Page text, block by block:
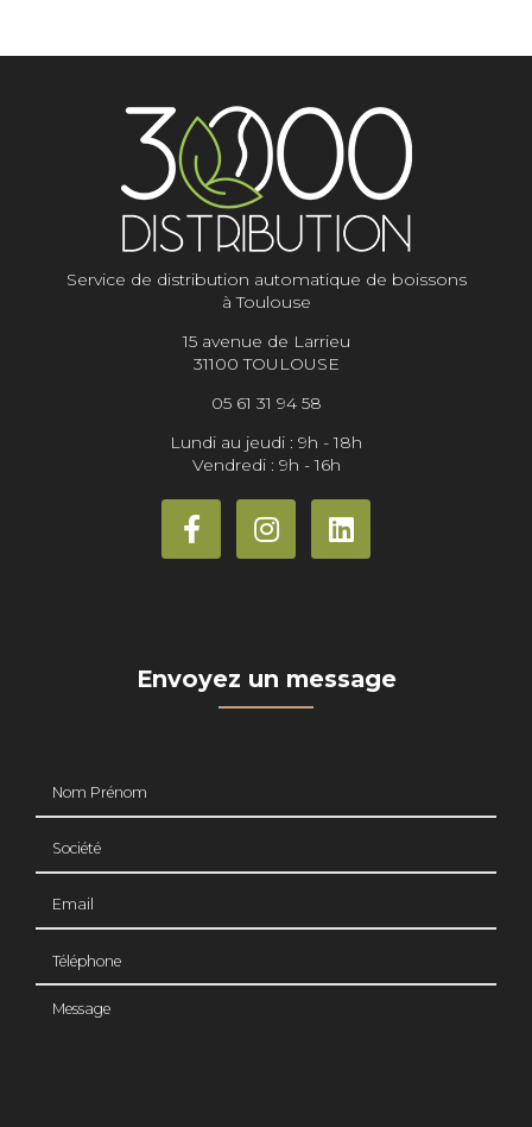
Service de distribution automatique de boissons
à Toulouse
15 avenue de Larrieu
31100 TOULOUSE
05 61 31 94 58
Lundi au jeudi : 9h - 18h
Vendredi : 9h - 16h
Envoyez un message
Message